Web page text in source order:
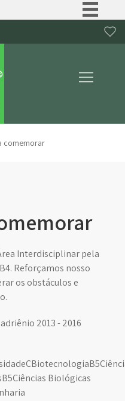
Canais
comemorar
Interdisciplinar pela
Reforçamos nosso
os obstáculos e
2013 - 2016
Biológicas